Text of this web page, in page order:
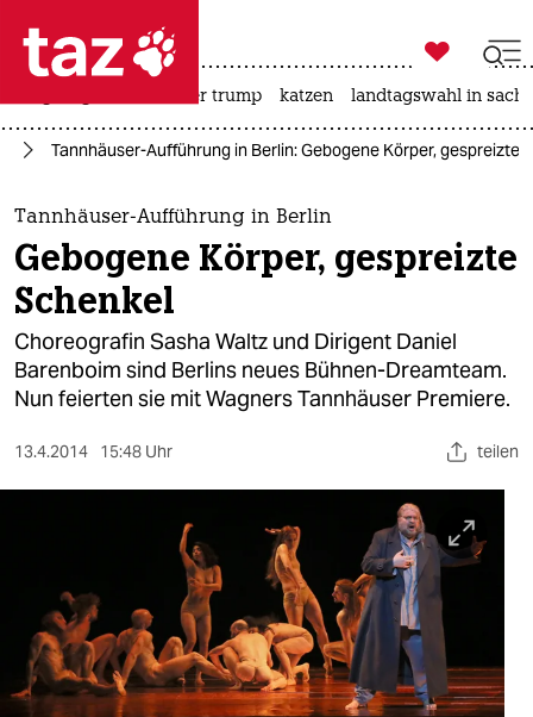
 taz zahl ich
taz zahl ich
themen
politik
öko
gesellschaft
sport
nord
wahrheit
verlag

taz zahl ich
usa unter trump katzen landtagswahl in
Tannhäuser-Aufführung in Berlin: Gebogene Körper, gespreizte
Tannhäuser-Aufführung in Berlin
Gebogene Körper, gespreizte
Schenkel
Choreografin Sasha Waltz und Dirigent Daniel
Barenboim sind Berlins neues Bühnen-Dreamteam.
Nun feierten sie mit Wagners Tannhäuser Premiere.
13.4.2014 15:48 Uhr teilen